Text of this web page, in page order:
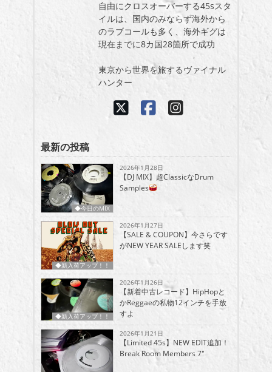
自由にクロスオーバーする45sスタ
イルは、国内のみならず海外から
のラブコールも多く、海外ギグは
現在までに8カ国28箇所で成功
東京から世界を旅するヴァイナル
ハンター
最新の投稿
◆今日のMIX
2026年1月28日
【DJ MIX】超ClassicなDrum
Samples
◆新入荷アップ！！
2026年1月27日
【SALE & COUPON】今さらです
がNEW YEAR SALEします笑
◆新入荷アップ！！
2026年1月26日
【新着中古レコード】HipHopと
かReggaeの私物12インチを手放
すよ
2026年1月21日
【Limited 45s】NEW EDIT追加！
Break Room Members 7″